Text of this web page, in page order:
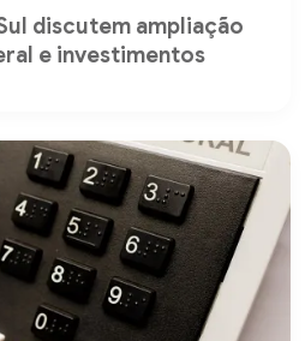
discutem ampliação
e investimentos